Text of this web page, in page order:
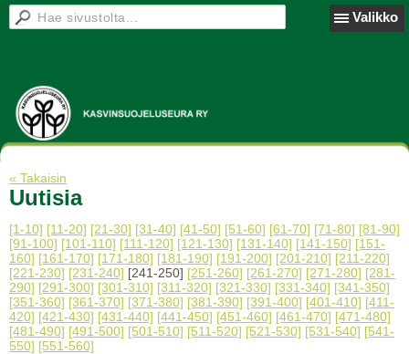
Valikko
« Takaisin
Uutisia
[1-10] [11-20] [21-30] [31-40] [41-50] [51-60] [61-70] [71-80] [81-90]
[91-100] [101-110] [111-120] [121-130] [131-140] [141-150] [151-
160] [161-170] [171-180] [181-190] [191-200] [201-210] [211-220]
[221-230] [231-240] [241-250] [251-260] [261-270] [271-280] [281-
290] [291-300] [301-310] [311-320] [321-330] [331-340] [341-350]
[351-360] [361-370] [371-380] [381-390] [391-400] [401-410] [411-
420] [421-430] [431-440] [441-450] [451-460] [461-470] [471-480]
[481-490] [491-500] [501-510] [511-520] [521-530] [531-540] [541-
550] [551-560]